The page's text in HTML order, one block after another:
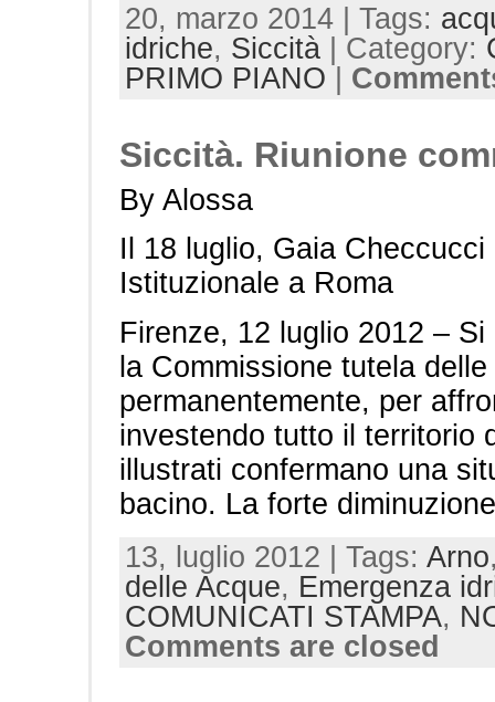
20, marzo 2014 | Tags:
idriche, Siccità | Category:
PRIMO PIANO
Siccità. Riunione
By Alossa
Il 18 luglio, Gaia
Istituzionale a Roma
Firenze, 12 luglio 2012 –
la Commissione tutela
permanentemente, per
investendo tutto il territorio
illustrati confermano una
bacino. La forte
13, luglio 2012 | Tags: Arno
delle Acque, Emergenza
COMUNICATI STAMPA,
Comments are closed